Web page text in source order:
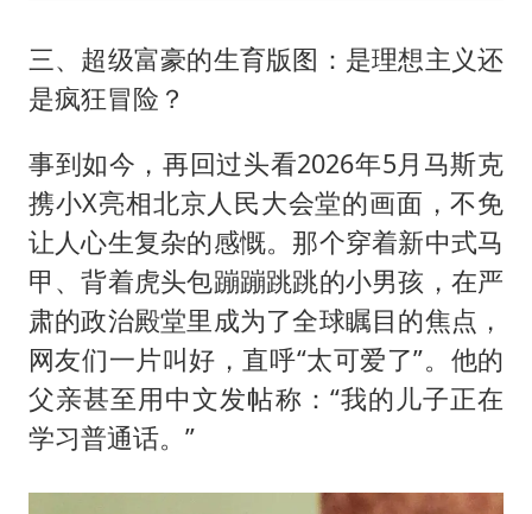
三、超级富豪的生育版图：是理想主义还
是疯狂冒险？
事到如今，再回过头看2026年5月马斯克
携小X亮相北京人民大会堂的画面，不免
让人心生复杂的感慨。那个穿着新中式马
甲、背着虎头包蹦蹦跳跳的小男孩，在严
肃的政治殿堂里成为了全球瞩目的焦点，
网友们一片叫好，直呼“太可爱了”。他的
父亲甚至用中文发帖称：“我的儿子正在
学习普通话。”